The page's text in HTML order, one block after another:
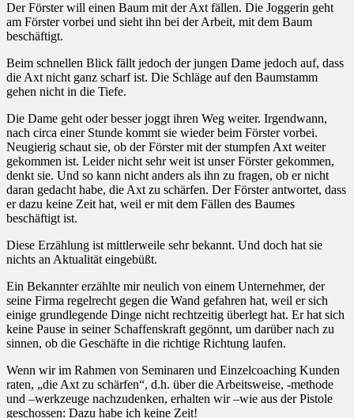
Der Förster will einen Baum mit der Axt fällen. Die Joggerin geht
am Förster vorbei und sieht ihn bei der Arbeit, mit dem Baum
beschäftigt.
Beim schnellen Blick fällt jedoch der jungen Dame jedoch auf, dass
die Axt nicht ganz scharf ist. Die Schläge auf den Baumstamm
gehen nicht in die Tiefe.
Die Dame geht oder besser joggt ihren Weg weiter. Irgendwann,
nach circa einer Stunde kommt sie wieder beim Förster vorbei.
Neugierig schaut sie, ob der Förster mit der stumpfen Axt weiter
gekommen ist. Leider nicht sehr weit ist unser Förster gekommen,
denkt sie. Und so kann nicht anders als ihn zu fragen, ob er nicht
daran gedacht habe, die Axt zu schärfen. Der Förster antwortet, dass
er dazu keine Zeit hat, weil er mit dem Fällen des Baumes
beschäftigt ist.
Diese Erzählung ist mittlerweile sehr bekannt. Und doch hat sie
nichts an Aktualität eingebüßt.
Ein Bekannter erzählte mir neulich von einem Unternehmer, der
seine Firma regelrecht gegen die Wand gefahren hat, weil er sich
einige grundlegende Dinge nicht rechtzeitig überlegt hat. Er hat sich
keine Pause in seiner Schaffenskraft gegönnt, um darüber nach zu
sinnen, ob die Geschäfte in die richtige Richtung laufen.
Wenn wir im Rahmen von Seminaren und Einzelcoaching Kunden
raten, „die Axt zu schärfen“, d.h. über die Arbeitsweise, -methode
und –werkzeuge nachzudenken, erhalten wir –wie aus der Pistole
geschossen: Dazu habe ich keine Zeit!